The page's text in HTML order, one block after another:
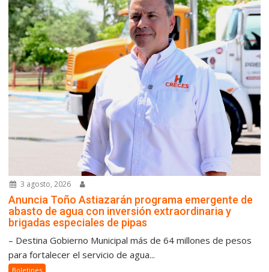
3 agosto, 2026
Anuncia Toño Astiazarán programa emergente de
abasto de agua con inversión extraordinaria y
brigadas especiales de pipas
– Destina Gobierno Municipal más de 64 millones de pesos
para fortalecer el servicio de agua...
Boletines